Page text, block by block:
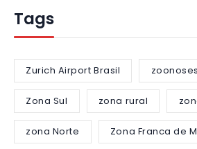
Tags
Zurich Airport Brasil zoonoses
Zona Sul zona rural
zona Norte Zona Franca de